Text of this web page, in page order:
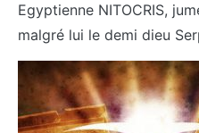
Egyptienne NITOCRIS,
malgré lui le demi dieu